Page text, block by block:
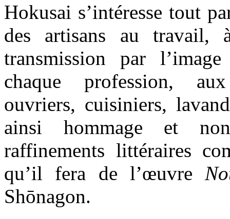
Hokusai s’intéresse tout
des artisans au
transmission par
chaque profession,
ouvriers, cuisiniers,
ainsi hommage et
raffinements littéraires
qu’il fera de l’œuvre
Shōnagon.